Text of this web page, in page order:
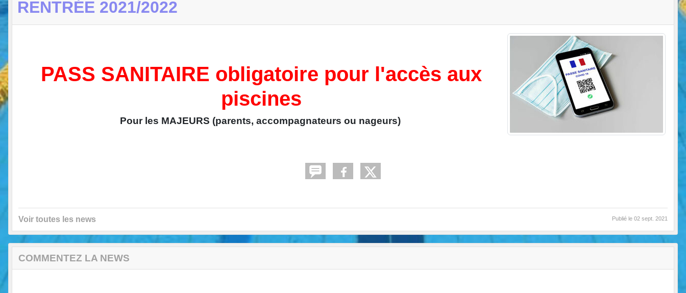
RENTRÉE 2021/2022
PASS SANITAIRE obligatoire pour l'accès aux
piscines
Pour les MAJEURS (parents, accompagnateurs ou nageurs)
Voir toutes les news Publié le 02 sept. 2021
COMMENTEZ LA NEWS